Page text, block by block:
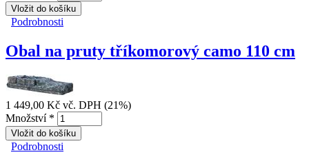
Podrobnosti
Obal na pruty tříkomorový camo 110 cm
1 449,00 Kč vč. DPH (21%)
Množství *
Podrobnosti